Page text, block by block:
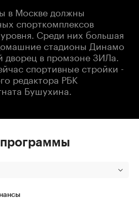
в Москве должны
спорткомплексов
Среди них большая
стадионы Динамо
в промзоне ЗИЛа.
спортивные стройки -
редактора РБК
Бушухина.
программы